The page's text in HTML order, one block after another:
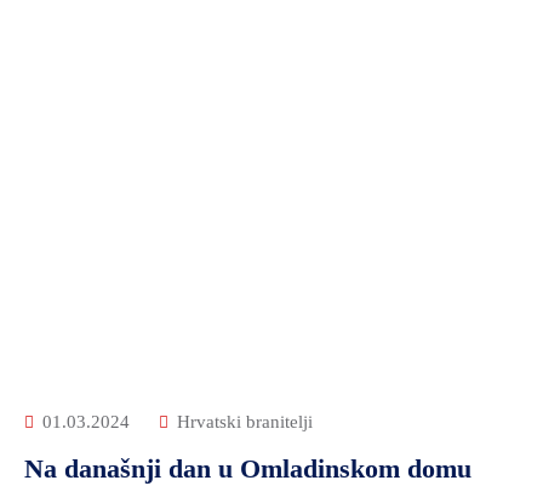
01.03.2024 Hrvatski branitelji
Na današnji dan u Omladinskom domu